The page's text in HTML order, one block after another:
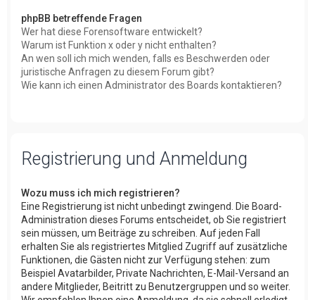
phpBB betreffende Fragen
Wer hat diese Forensoftware entwickelt?
Warum ist Funktion x oder y nicht enthalten?
An wen soll ich mich wenden, falls es Beschwerden oder
juristische Anfragen zu diesem Forum gibt?
Wie kann ich einen Administrator des Boards kontaktieren?
Registrierung und Anmeldung
Wozu muss ich mich registrieren?
Eine Registrierung ist nicht unbedingt zwingend. Die Board-
Administration dieses Forums entscheidet, ob Sie registriert
sein müssen, um Beiträge zu schreiben. Auf jeden Fall
erhalten Sie als registriertes Mitglied Zugriff auf zusätzliche
Funktionen, die Gästen nicht zur Verfügung stehen: zum
Beispiel Avatarbilder, Private Nachrichten, E-Mail-Versand an
andere Mitglieder, Beitritt zu Benutzergruppen und so weiter.